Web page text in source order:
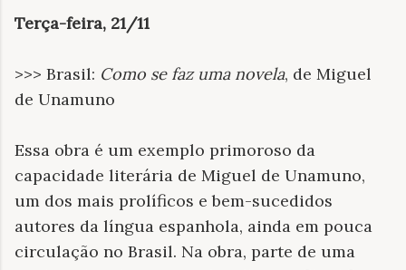
Terça-feira, 21/11
>>> Brasil: Como se faz uma novela, de Miguel
de Unamuno
Essa obra é um exemplo primoroso da
capacidade literária de Miguel de Unamuno,
um dos mais prolíficos e bem-sucedidos
autores da língua espanhola, ainda em pouca
circulação no Brasil. Na obra, parte de uma